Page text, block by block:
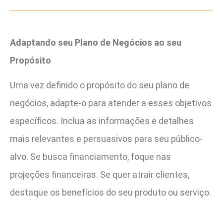
Adaptando seu Plano de Negócios ao seu
Propósito
Uma vez definido o propósito do seu plano de
negócios, adapte-o para atender a esses objetivos
específicos. Inclua as informações e detalhes
mais relevantes e persuasivos para seu público-
alvo. Se busca financiamento, foque nas
projeções financeiras. Se quer atrair clientes,
destaque os benefícios do seu produto ou serviço.